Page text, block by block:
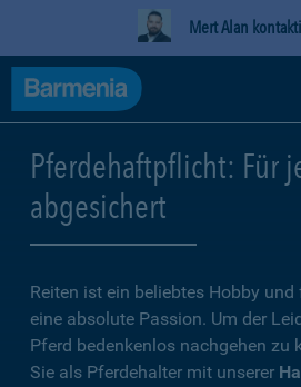
Mert Alan
Pferdehaftpflicht: Für
abgesichert
Reiten ist ein beliebtes Hobby
eine absolute Passion. Um der
Pferd bedenkenlos nachgehen zu
Sie als Pferdehalter mit unserer